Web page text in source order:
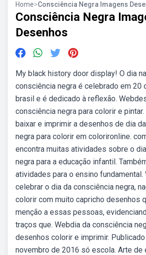
Home>Consciência Negra Imagens
Consciência Negra
Desenhos
My black history door display! O dia
consciência negra é celebrado em 20
brasil e é dedicado à reflexão.
consciência negra para colorir e
baixar e imprimir a desenhos de dia
negra para colorir em colorironline.
encontra muitas atividades sobre o
negra para a educação infantil.
atividades para o ensino fundamental.
celebrar o dia da consciência negra,
colorir com muito capricho desenhos
menção a essas pessoas,
traços que. Webdia da consciência
desenhos colorir e imprimir.
novembro de 2016 só escola. Arte de